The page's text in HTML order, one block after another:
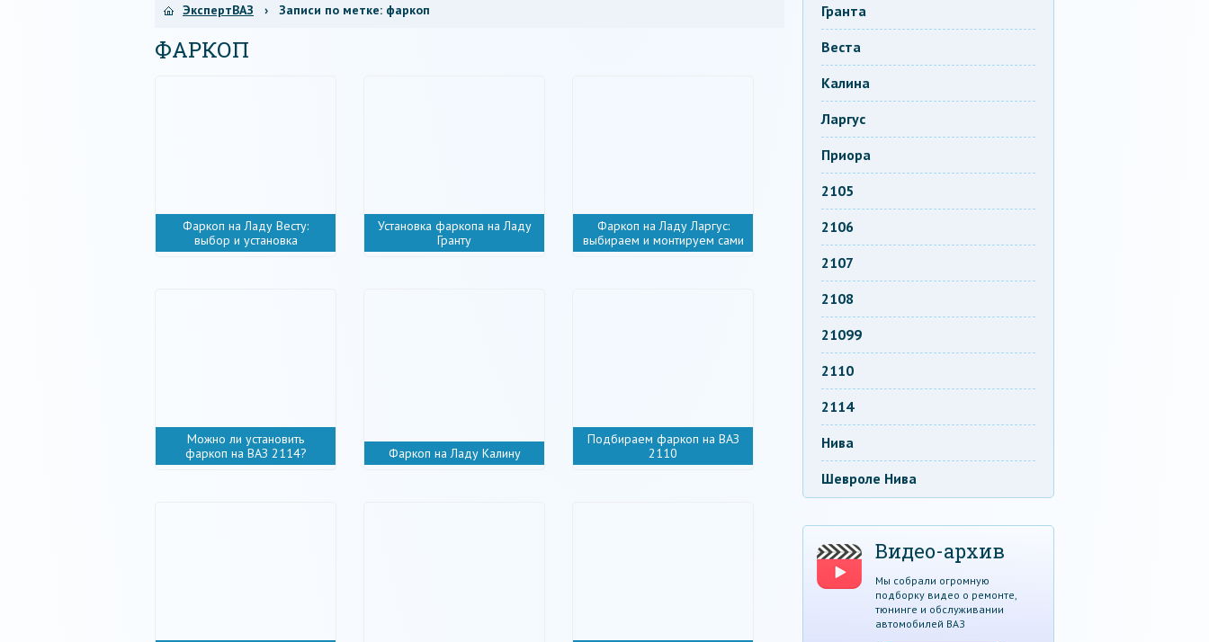
ЭкспертВАЗ › Записи по метке: фаркоп
ФАРКОП
Фаркоп на Ладу Весту:
выбор и установка
Установка фаркопа на Ладу
Гранту
Фаркоп на Ладу Ларгус:
выбираем и монтируем сами
Можно ли установить
фаркоп на ВАЗ 2114?
Фаркоп на Ладу Калину
Подбираем фаркоп на ВАЗ
2110
Гранта
Веста
Калина
Ларгус
Приора
2105
2106
2107
2108
21099
2110
2114
Нива
Шевроле Нива
Видео-архив
Мы собрали огромную
подборку видео о ремонте,
тюнинге и обслуживании
автомобилей ВАЗ